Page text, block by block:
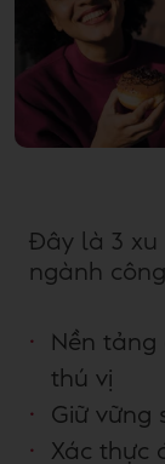
Đây là 3 xu
ngành
Nền tảng
thú vị
Giữ vững
Xác thực